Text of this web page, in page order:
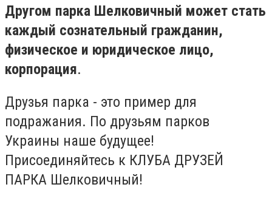
Другом парка Шелковичный может стать
каждый сознательный гражданин,
физическое и юридическое лицо,
корпорация.
Друзья парка - это пример для
подражания. По друзьям парков
Украины наше будущее!
Присоединяйтесь к КЛУБА ДРУЗЕЙ
ПАРКА Шелковичный!